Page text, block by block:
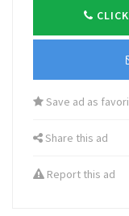
Save ad as
Share this ad
Report this ad